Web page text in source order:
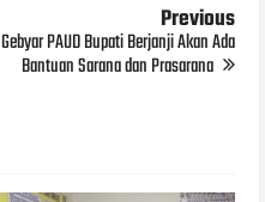
Previous
Gebyar PAUD Bupati Berjanji Akan Ada
Bantuan Sarana dan Prasarana